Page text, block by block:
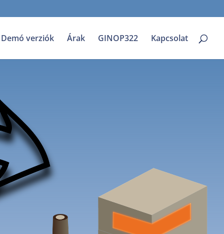
Demó verziók Árak GINOP322 Kapcsolat